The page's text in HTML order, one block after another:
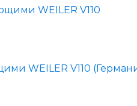
WEILER V110